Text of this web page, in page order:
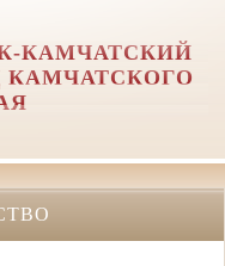
КАМЧАТСКИЙ
КАМЧАТСКОГО